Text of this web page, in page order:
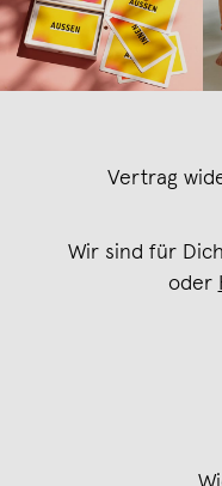
Vertrag
Wir sind für
oder